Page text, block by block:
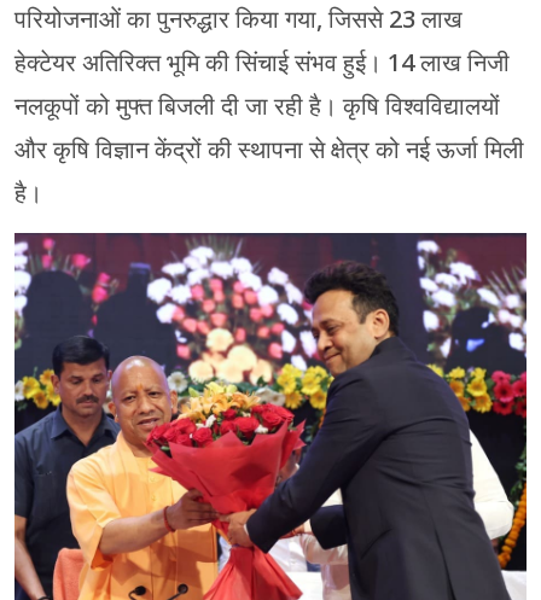
परियोजनाओं का पुनरुद्धार किया गया, जिससे 23 लाख
हेक्टेयर अतिरिक्त भूमि की सिंचाई संभव हुई। 14 लाख निजी
नलकूपों को मुफ्त बिजली दी जा रही है। कृषि विश्वविद्यालयों
और कृषि विज्ञान केंद्रों की स्थापना से क्षेत्र को नई ऊर्जा मिली
है।